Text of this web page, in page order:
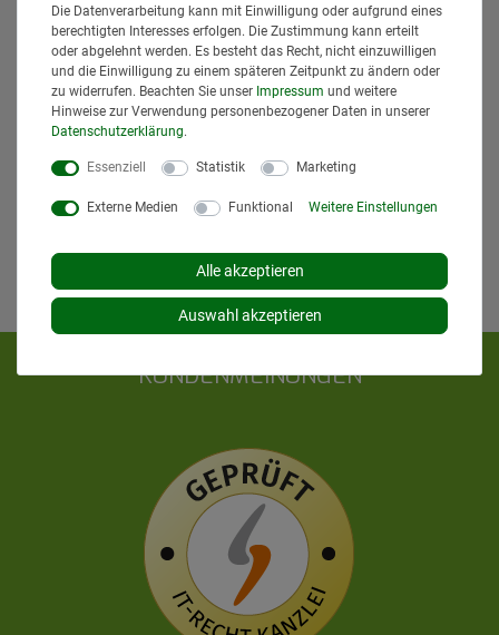
denVersandinformationen.
KUNDENMEINUNGEN
Die Datenverarbeitung kann mit Einwilligung oder aufgrund eines
berechtigten Interesses erfolgen. Die Zustimmung kann erteilt
oder abgelehnt werden. Es besteht das Recht, nicht einzuwilligen
und die Einwilligung zu einem späteren Zeitpunkt zu ändern oder
zu widerrufen. Beachten Sie unser Impressum und weitere
Hinweise zur Verwendung personenbezogener Daten in unserer
Daten­schutz­erklärung.
Essenziell Statistik Marketing
Externe Medien Funktional Weitere Einstellungen
Alle akzeptieren
Auswahl akzeptieren